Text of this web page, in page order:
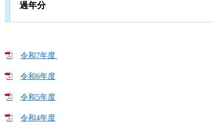
過年分
令和7年度
令和6年度
令和5年度
令和4年度